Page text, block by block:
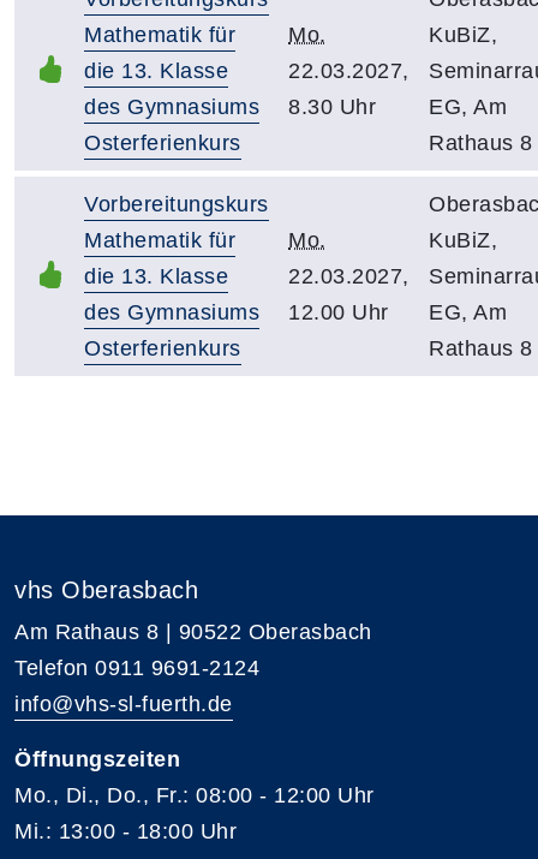
Mathematik für
die 13. Klasse
des Gymnasiums
Osterferienkurs
Mo.
22.03.2027,
8.30 Uhr
KuBiZ,
EG, Am
Rathaus 8
Vorbereitungskurs
Mathematik für
die 13. Klasse
des Gymnasiums
Osterferienkurs
Mo.
22.03.2027,
12.00 Uhr
KuBiZ,
EG, Am
Rathaus 8
vhs Oberasbach
Am Rathaus 8 | 90522 Oberasbach
Telefon 0911 9691-2124
info@vhs-sl-fuerth.de
Öffnungszeiten
Mo., Di., Do., Fr.: 08:00 - 12:00 Uhr
Mi.: 13:00 - 18:00 Uhr